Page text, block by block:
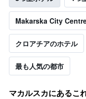
Makarska City
クロアチアのホテル
最も人気の都市
マカルスカ​にあるこ